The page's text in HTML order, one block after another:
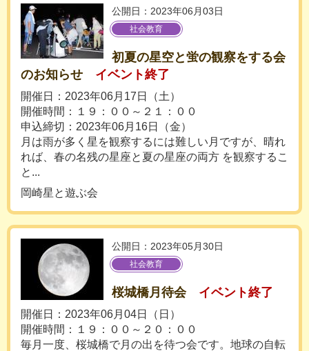
公開日：2023年06月03日
社会教育
初夏の星空と蛍の観察をする会
のお知らせ
イベント終了
開催日：2023年06月17日（土）
開催時間：１９：００～２１：００
申込締切：2023年06月16日（金）
月は雨が多く星を観察するには難しい月ですが、晴れ
れば、春の名残の星座と夏の星座の両方 を観察するこ
と...
岡崎星と遊ぶ会
公開日：2023年05月30日
社会教育
桜城橋月待会 イベント終了
開催日：2023年06月04日（日）
開催時間：１９：００～２０：００
毎月一度、桜城橋で月の出を待つ会です。地球の自転